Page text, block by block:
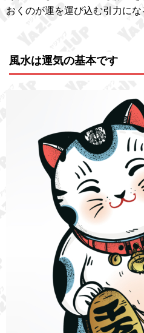
おくのが運を運び込む引力にな
風水は運気の基本です